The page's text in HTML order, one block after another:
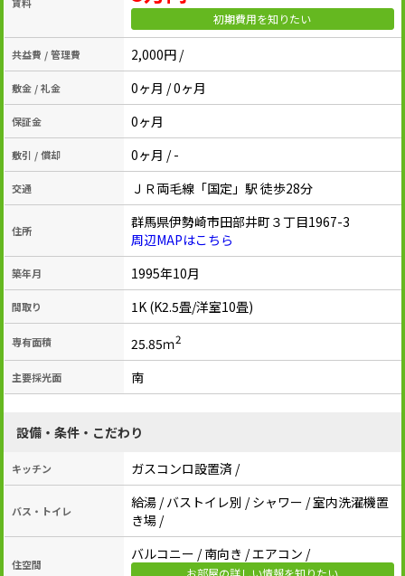
初期費用を知りたい
共益費 / 管理費 2,000円 /
敷金 / 礼金 0ヶ月 / 0ヶ月
保証金 0ヶ月
敷引 / 償却 0ヶ月 / -
交通 ＪＲ両毛線「国定」駅 徒歩28分
住所
群馬県伊勢崎市田部井町３丁目1967-3
周辺MAPはこちら
築年月 1995年10月
間取り 1K (K2.5畳/洋室10畳)
専有面積 25.85ｍ2
主要採光面 南
設備・条件・こだわり
キッチン ガスコンロ設置済 /
バス・トイレ
給湯 / バストイレ別 / シャワー / 室内洗濯機置
き場 /
住空間
バルコニー / 南向き / エアコン /
お部屋の詳しい情報を知りたい